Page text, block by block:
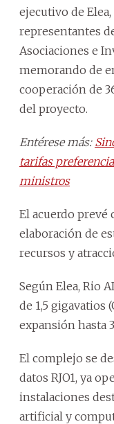
ejecutivo de
representantes
Asociaciones e
memorando de
cooperación de
del proyecto.
Entérese más:
tarifas
ministros
El acuerdo
elaboración de
recursos y
Según Elea, Rio
de 1,5 gigavatios
expansión hasta
El complejo se
datos RJO1, ya
instalaciones
artificial y